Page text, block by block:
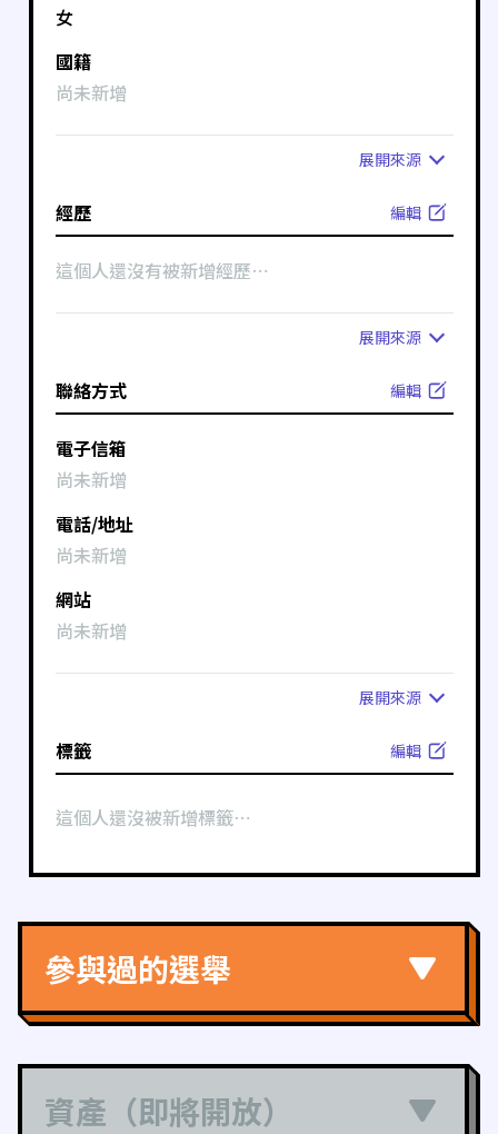
女
國籍
尚未新增
展開來源
經歷 編輯
這個人還沒有被新增經歷⋯
展開來源
聯絡方式 編輯
電子信箱
尚未新增
電話/地址
尚未新增
網站
尚未新增
展開來源
標籤 編輯
這個人還沒被新增標籤⋯
參與過的選舉
資產（即將開放）